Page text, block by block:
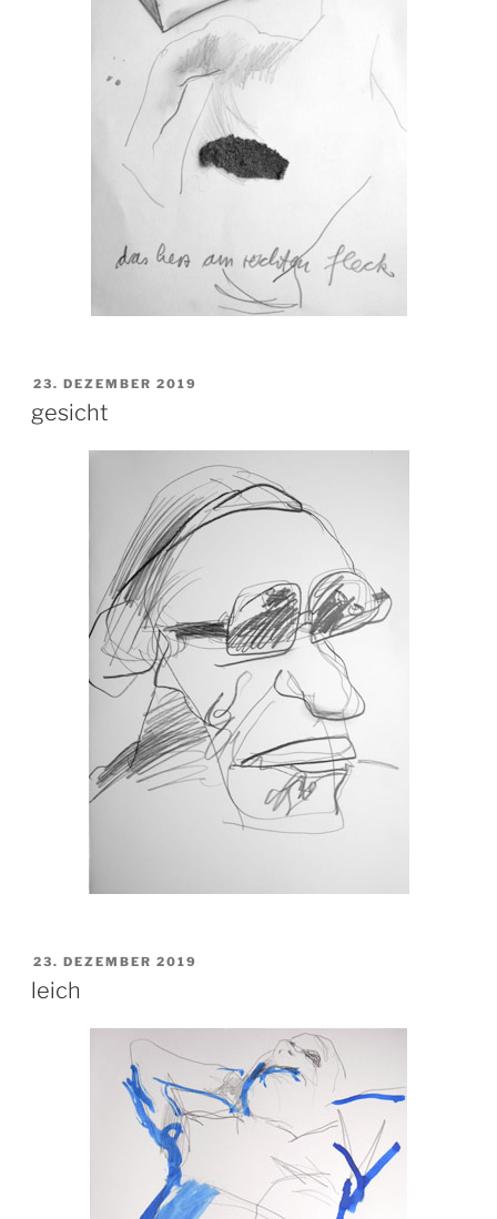
VERÖFFENTLICHT
23. DEZEMBER 2019
gesicht
VERÖFFENTLICHT
AM
23. DEZEMBER 2019
leich